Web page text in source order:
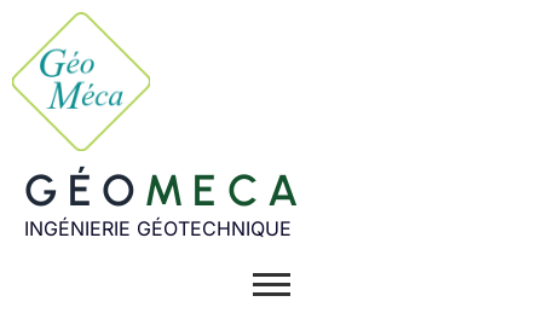
GÉO MECA
INGÉNIERIE GÉOTECHNIQUE
contenu